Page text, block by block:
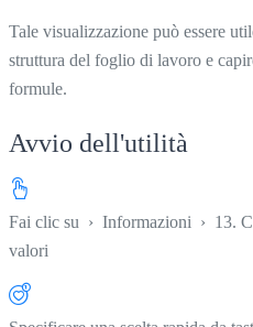
Tale visualizzazione può essere
struttura del foglio di lavoro e
formule.
Avvio dell'utilità
Fai clic su › Informazioni › 13.
valori